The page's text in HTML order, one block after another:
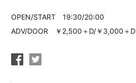
OPEN/START 19:30/20:00
ADV/DOOR ￥2,500＋D/￥3,000＋D